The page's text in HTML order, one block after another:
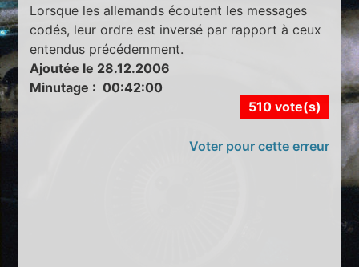
Lorsque les allemands écoutent les messages
codés, leur ordre est inversé par rapport à ceux
entendus précédemment.
Ajoutée le 28.12.2006
Minutage : 00:42:00
510 vote(s)
Voter pour cette erreur